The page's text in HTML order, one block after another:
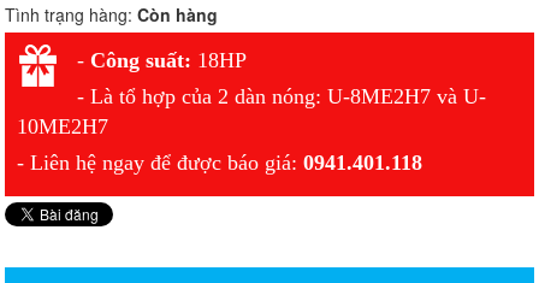
Tình trạng hàng:Còn hàng
- Công suất: 18HP
- Là tổ hợp của 2 dàn nóng: U-8ME2H7 và U-
10ME2H7
- Liên hệ ngay để được báo giá:0941.401.118